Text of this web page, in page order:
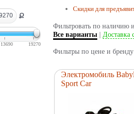
Скидки для
Фильтровать по наличию
Все варианты
Доставка
Фильтры по цене и
Ք
13690 19270
Электромобиль
Sport Car